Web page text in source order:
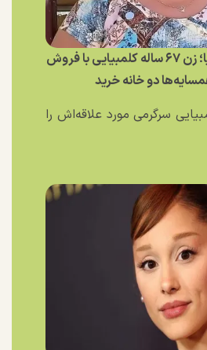
ملکه شایعه کلمبیا؛ زن ۶۷ ساله کلمبیایی با فروش
دو خانه خرید
کلمبیایی سرگرمی مورد علاقه‌اش را